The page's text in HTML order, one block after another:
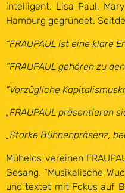
intelligent. Lisa Paul,
Hamburg gegründet.
“FRAUPAUL ist eine klare
“FRAUPAUL gehören zu
”Vorzügliche
„FRAUPAUL präsentieren
„Starke Bühnenpräsenz,
Mühelos vereinen
Gesang. “Musikalische
und textet mit Fokus auf